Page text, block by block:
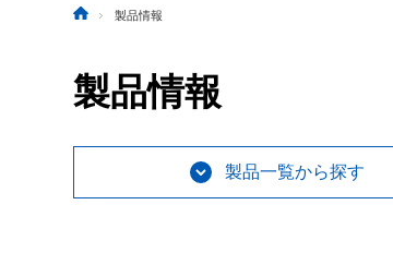
製品情報
製品情報
製品一覧から探す